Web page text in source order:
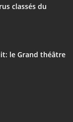
classés du
le Grand théâtre